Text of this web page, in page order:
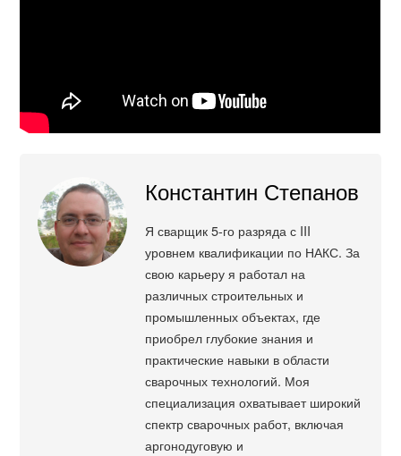
Константин Степанов
Я сварщик 5-го разряда с III
уровнем квалификации по НАКС. За
свою карьеру я работал на
различных строительных и
промышленных объектах, где
приобрел глубокие знания и
практические навыки в области
сварочных технологий. Моя
специализация охватывает широкий
спектр сварочных работ, включая
аргонодуговую и